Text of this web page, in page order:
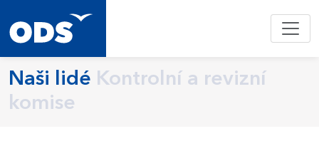
Naši lidé Kontrolní a revizní
komise